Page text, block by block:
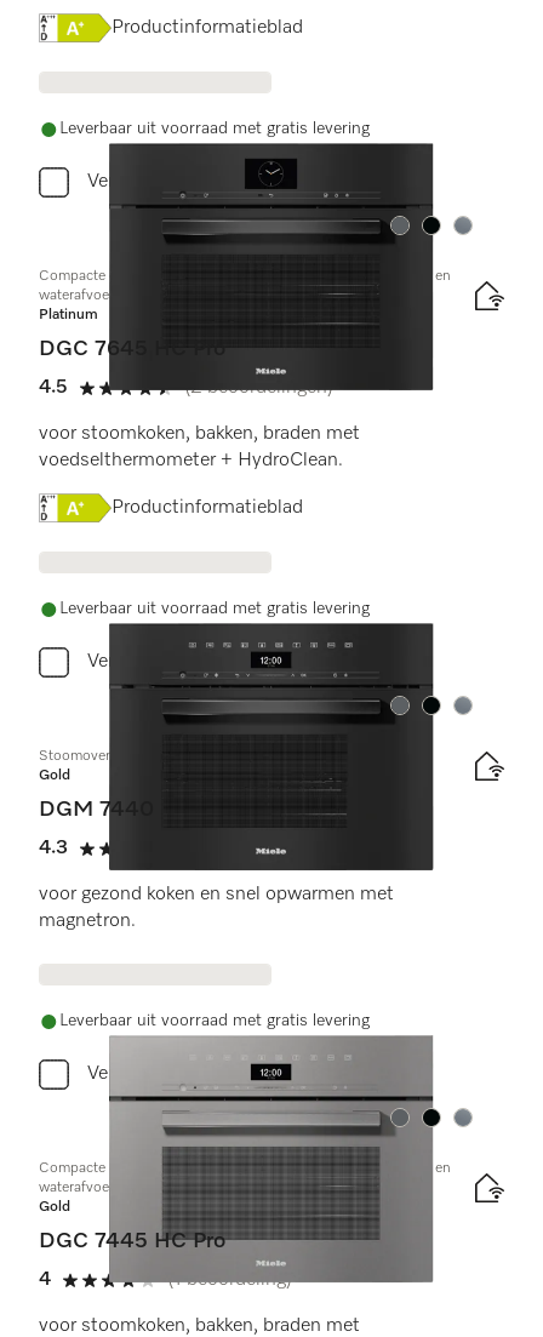
Online Label Flag, Energielabel
Productinformatieblad
Leverbaar uit voorraad met gratis levering
Vergelijken
Kleur:Kleur:Kleur:
Compacte combi-stoomoven met aansluiting voor vers water en
waterafvoer
Platinum
DGC 7645 HC Pro
4.5
4.5 sterren op 5
(2 beoordelingen)
voor stoomkoken, bakken, braden met
voedselthermometer + HydroClean.
Online Label Flag, Energielabel
Productinformatieblad
Leverbaar uit voorraad met gratis levering
Vergelijken
Kleur:Kleur:Kleur:
Stoomoven met magnetron
Gold
DGM 7440
4.3
4.3 sterren op 5
(3 beoordelingen)
voor gezond koken en snel opwarmen met
magnetron.
Leverbaar uit voorraad met gratis levering
Vergelijken
Kleur:Kleur:Kleur:
Compacte combi-stoomoven met aansluiting voor vers water en
waterafvoer
Gold
DGC 7445 HC Pro
4
4 sterren op 5
(1 beoordeling)
voor stoomkoken, bakken, braden met